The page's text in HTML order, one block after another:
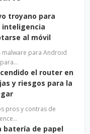
troyano para
inteligencia
al móvil
malware para Android
el router en
y riesgos para la
pros y contras de
batería de papel